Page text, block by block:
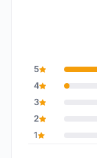
5
4
3
2
1